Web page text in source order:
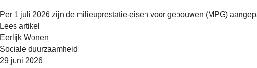
Per 1 juli 2026 zijn de milieuprestatie-eisen voor gebouwen (MPG)
Lees artikel
Eerlijk Wonen
Sociale duurzaamheid
29 juni 2026